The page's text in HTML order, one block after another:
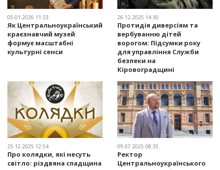
05.01.2026 11:33
Як Центральноукраїнський
краєзнавчий музей
формує масштабні
культурні сенси
26.12.2025 14:30
Протидія диверсіям та
вербуванню дітей
ворогом: Підсумки року
для управління Служби
безпеки на
Кіровоградщині
25.12.2025 12:54
Про колядки, які несуть
світло: різдвяна спадщина
09.07.2025 08:35
Ректор
Центральноукраїнського